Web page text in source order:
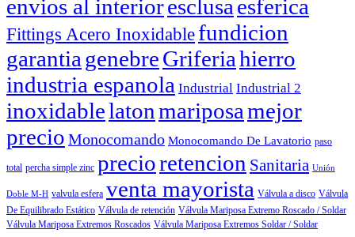
envios al interioresclusaesferica
Fittings Acero Inoxidable fundicion
garantiagenebreGriferiahierro
industria espanola Industrial Industrial 2
inoxidablelatonmariposamejor
precio Monocomando Monocomando De Lavatorio paso
total percha simple zinc precioretencion Sanitaria Unión
Doble M-H valvula esfera venta mayorista Válvula a disco Válvula
De Equilibrado Estático Válvula de retención Válvula Mariposa Extremo Roscado / Soldar
Válvula Mariposa Extremos Roscados Válvula Mariposa Extremos Soldar / Soldar